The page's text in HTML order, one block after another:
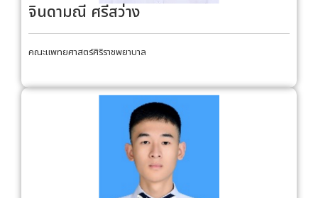
จินดามณี ศรีสว่าง
คณะแพทยศาสตร์ศิริราชพยาบาล